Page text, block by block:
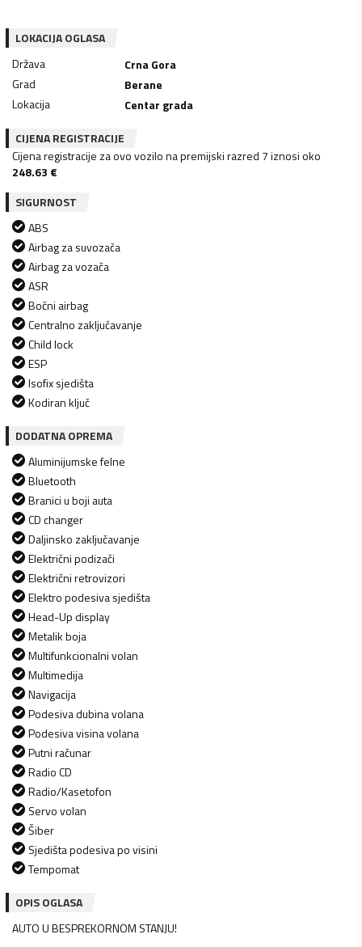
LOKACIJA OGLASA
Država
Crna Gora
Grad
Berane
Lokacija
Centar grada
CIJENA REGISTRACIJE
Cijena registracije za ovo vozilo na premijski razred 7 iznosi oko
248.63 €
SIGURNOST
ABS
Airbag za suvozača
Airbag za vozača
ASR
Bočni airbag
Centralno zaključavanje
Child lock
ESP
Isofix sjedišta
Kodiran ključ
DODATNA OPREMA
Aluminijumske felne
Bluetooth
Branici u boji auta
CD changer
Daljinsko zaključavanje
Električni podizači
Električni retrovizori
Elektro podesiva sjedišta
Head-Up display
Metalik boja
Multifunkcionalni volan
Multimedija
Navigacija
Podesiva dubina volana
Podesiva visina volana
Putni računar
Radio CD
Radio/Kasetofon
Servo volan
Šiber
Sjedišta podesiva po visini
Tempomat
OPIS OGLASA
AUTO U BESPREKORNOM STANJU!